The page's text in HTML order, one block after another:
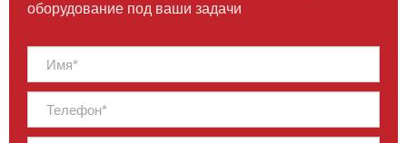
оборудование под ваши задачи